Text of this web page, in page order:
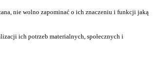
nie wolno zapominać o ich znaczeniu i funkcji jaką
ich potrzeb materialnych, społecznych i